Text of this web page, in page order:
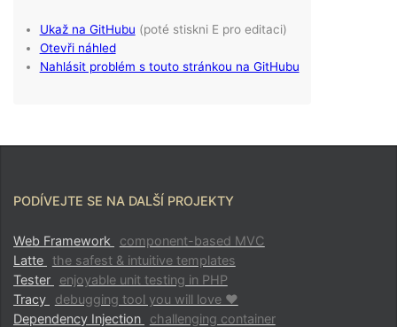
PODÍVEJTE SE NA DALŠÍ PROJEKTY
Web Framework
component-based MVC
Latte the safest & intuitive templates
Tester
enjoyable unit testing in PHP
Tracy
debugging tool you will love ♥
Dependency Injection
challenging container